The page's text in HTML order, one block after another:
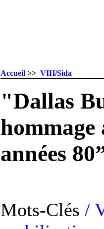
Accueil >> VIH/Sida
"Dallas
hommage
années
Mots-Clés /